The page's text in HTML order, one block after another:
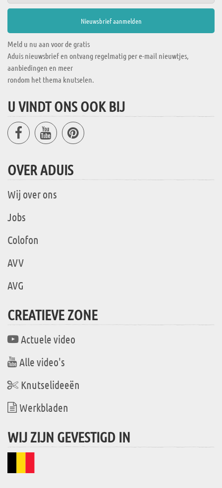
Meld u nu aan voor de gratis
Aduis nieuwsbrief en ontvang regelmatig per e-mail nieuwtjes,
aanbiedingen en meer
rondom het thema knutselen.
U VINDT ONS OOK BIJ
OVER ADUIS
Wij over ons
Jobs
Colofon
AVV
AVG
CREATIEVE ZONE
Actuele video
Alle video's
Knutselideeën
Werkbladen
WIJ ZIJN GEVESTIGD IN